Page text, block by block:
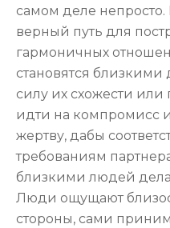
самом деле
верный путь для
гармоничных
становятся близкими
силу их схожести или
идти на компромисс
жертву, дабы
требованиям
близкими людей
Люди ощущают
стороны, сами